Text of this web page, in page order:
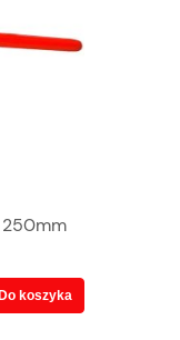
Do koszyka